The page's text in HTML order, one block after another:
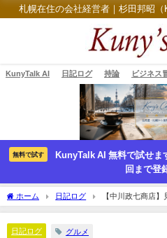
札幌在住の会社経営者｜杉田邦昭
KunyTalk AI 日記ログ 持論 ビジネス
無料で試す
KunyTalk AI 無料で試せま
回まで登
ホーム 日記ログ
【中川政七商店
食品、インスタントカレー＆ラーメンをレビ
日記ログ グルメ